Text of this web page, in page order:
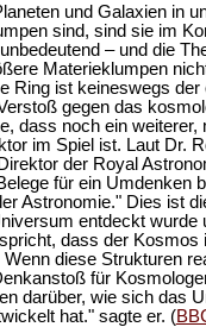
und Galaxien in
sind, sind sie im
– und die
Materieklumpen
Ring ist keineswegs der
gegen das
dass noch ein weiterer,
im Spiel ist. Laut Dr.
der Royal
für ein Umdenken
Astronomie." Dies ist
entdeckt wurde
dass der Kosmos
diese Strukturen
für
darüber, wie sich das
hat." sagte er. (